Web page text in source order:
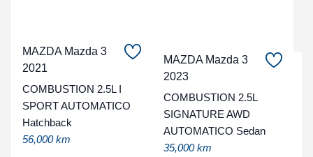
MAZDA Mazda 3
2021
COMBUSTION 2.5L I
SPORT AUTOMATICO
Hatchback
56,000 km
MAZDA Mazda 3
2023
COMBUSTION 2.5L
SIGNATURE AWD
AUTOMATICO Sedan
35,000 km